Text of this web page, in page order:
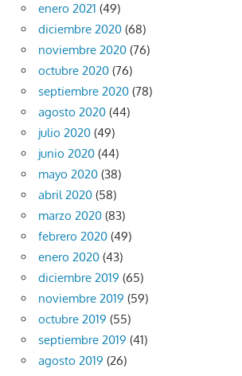
enero 2021 (49)
diciembre 2020 (68)
noviembre 2020 (76)
octubre 2020 (76)
septiembre 2020 (78)
agosto 2020 (44)
julio 2020 (49)
junio 2020 (44)
mayo 2020 (38)
abril 2020 (58)
marzo 2020 (83)
febrero 2020 (49)
enero 2020 (43)
diciembre 2019 (65)
noviembre 2019 (59)
octubre 2019 (55)
septiembre 2019 (41)
agosto 2019 (26)